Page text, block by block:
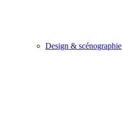
Design & scénographie